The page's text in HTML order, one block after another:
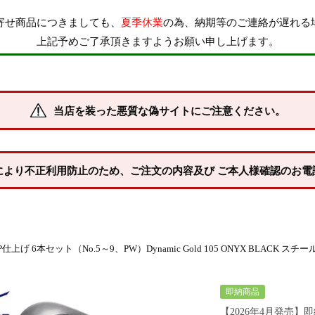
商品につきましても、 夏季休業の為、納期等のご連絡が遅れる
上記予めご了承頂きますようお願い申し上げます。
当店を装った悪質な偽サイトにご注意ください。
り不正利用防止のため、ご注文の内容及び ご本人様確認のお
上げ 6本セット（No.5～9、PW）Dynamic Gold 105 ONYX BLACK スチ
即納商品
【2026年4月発売】